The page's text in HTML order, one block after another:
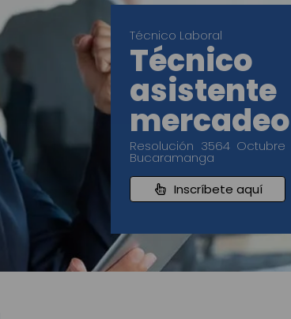
Técnico Laboral
mercadeo
Resolución 3564
Bucaramanga
Inscríbete aquí